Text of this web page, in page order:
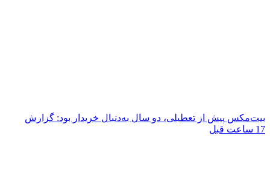
بیت‌مکس پیش از تعطیلی، دو سال به‌دنبال خریدار بود: گزارش
17 ساعت قبل